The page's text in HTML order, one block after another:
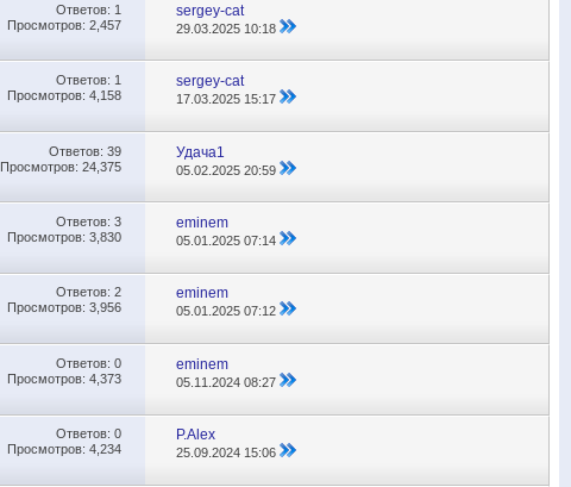
Ответов: 1
Просмотров: 2,457
sergey-cat
29.03.2025 10:18
Ответов: 1
Просмотров: 4,158
sergey-cat
17.03.2025 15:17
Ответов: 39
Просмотров: 24,375
Удача1
05.02.202520:59
Ответов: 3
Просмотров: 3,830
eminem
05.01.202507:14
Ответов: 2
Просмотров: 3,956
eminem
05.01.202507:12
Ответов: 0
Просмотров: 4,373
eminem
05.11.202408:27
Ответов: 0
Просмотров: 4,234
P.Alex
25.09.202415:06